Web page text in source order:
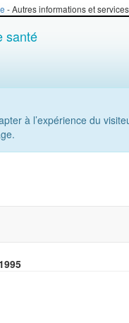
- Autres informations et
santé
à l’expérience du